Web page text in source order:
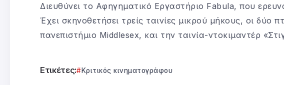
Διευθύνει το Αφηγηματικό Εργαστήριο Fabula, που
Έχει σκηνοθετήσει τρείς ταινίες μικρού μήκους, οι δύο
πανεπιστήμιο Middlesex, και την ταινία-ντοκιμαντέρ
Ετικέτες: Κριτικός κινηματογράφου